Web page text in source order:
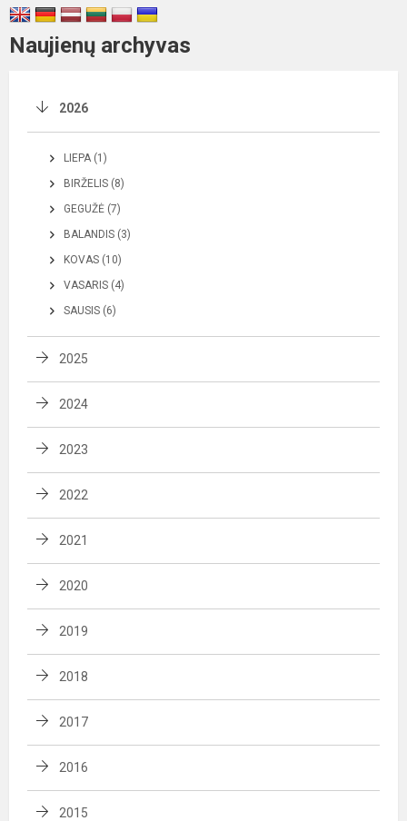
Naujienų archyvas
2026
LIEPA (1)
BIRŽELIS (8)
GEGUŽĖ (7)
BALANDIS (3)
KOVAS (10)
VASARIS (4)
SAUSIS (6)
2025
2024
2023
2022
2021
2020
2019
2018
2017
2016
2015